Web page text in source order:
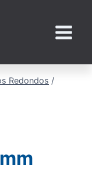
Redondos /